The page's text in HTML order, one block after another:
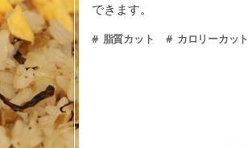
できます。
脂質カット カロリーカット